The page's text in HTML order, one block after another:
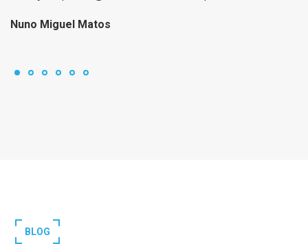
Nuno Miguel Matos
BLOG